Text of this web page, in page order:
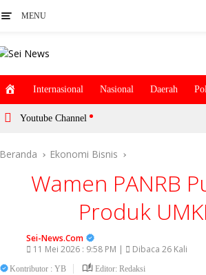
MENU
m
Internasional Nasional Daerah
Youtube Channel
Beranda Ekonomi Bisnis
Wamen PANRB
Produk
Sei-News.Com
11 Mei 2026 : 9:58 PM |
Dibaca 26 Kali
Kontributor : YB Editor: Redaksi